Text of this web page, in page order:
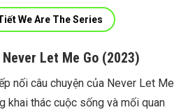
We Are The Series
Let Me Go (2023)
nối câu chuyện của Never Let Me
khai thác cuộc sống và mối quan